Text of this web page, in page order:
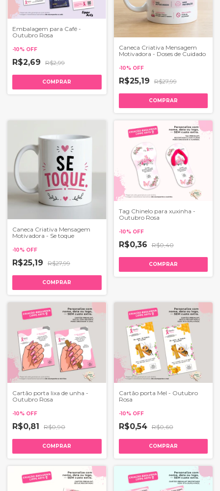
Embalagem para Café -
Outubro Rosa
-10% OFF
R$2,69 R$2,99
COMPRAR
Caneca Criativa Mensagem
Motivadora - Doses de Cuidado
-10% OFF
R$25,19 R$27,99
Caneca Criativa Mensagem
Motivadora - Se toque
-10% OFF
R$25,19 R$27,99
Tag Chinelo para xuxinha -
Outubro Rosa
-10% OFF
R$0,36 R$0,40
COMPRAR
Cartão porta lixa de unha -
Outubro Rosa
-10% OFF
R$0,81 R$0,90
COMPRAR
Cartão porta Mel - Outubro
Rosa
-10% OFF
R$0,54 R$0,60
COMPRAR